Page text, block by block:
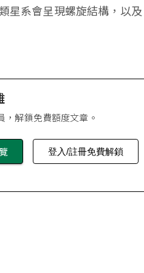
星系會呈現螺旋結構，以及
解鎖免費額度文章。
登入/註冊免費解鎖